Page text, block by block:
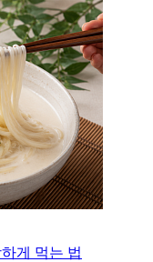
게 먹는 법